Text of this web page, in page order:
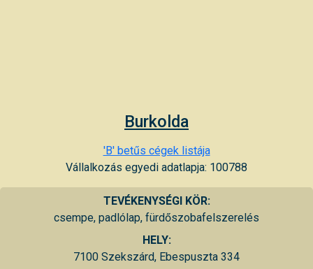
Burkolda
'B' betűs cégek listája
Vállalkozás egyedi adatlapja: 100788
TEVÉKENYSÉGI KÖR:
csempe, padlólap, fürdőszobafelszerelés
HELY:
7100 Szekszárd, Ebespuszta 334